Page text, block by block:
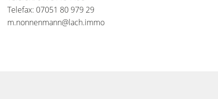
Telefax: 07051 80 979 29
m.nonnenmann@lach.immo